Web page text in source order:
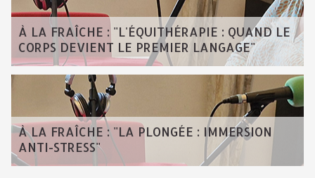
À LA FRAÎCHE : "L'ÉQUITHÉRAPIE : QUAND LE
CORPS DEVIENT LE PREMIER LANGAGE"
À LA FRAÎCHE : "LA PLONGÉE : IMMERSION
ANTI-STRESS"